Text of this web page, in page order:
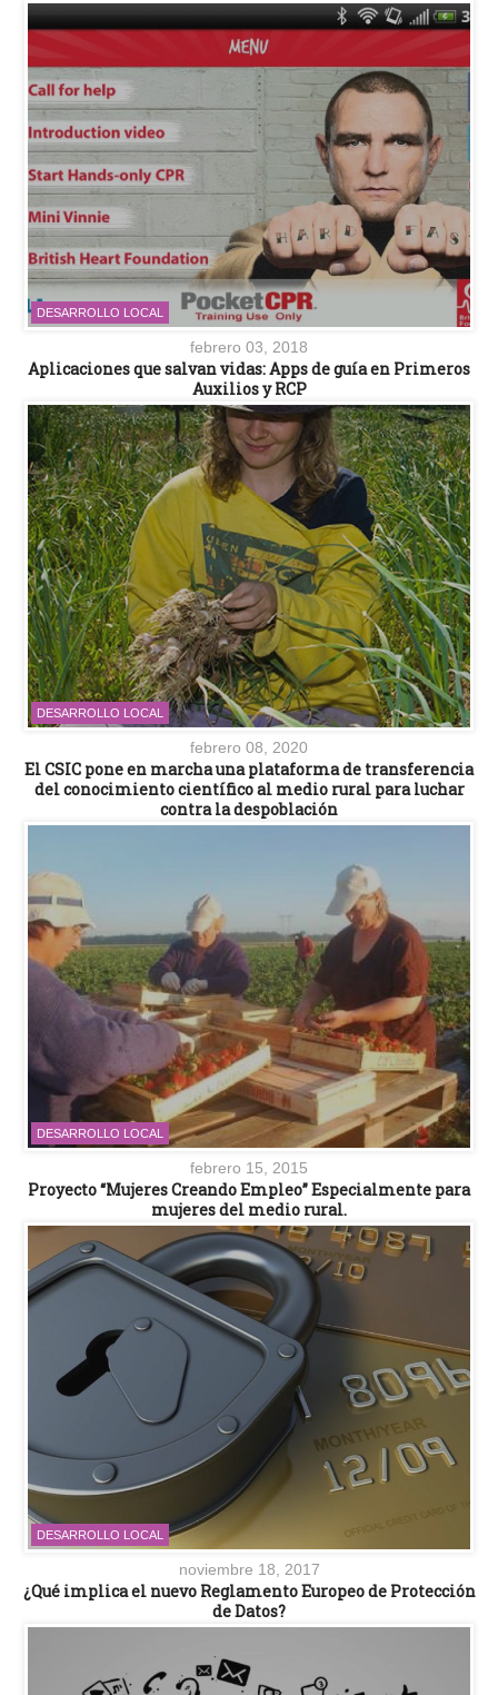
DESARROLLO LOCAL
febrero 03, 2018
Aplicaciones que salvan vidas: Apps de guía en Primeros
Auxilios y RCP
DESARROLLO LOCAL
febrero 08, 2020
El CSIC pone en marcha una plataforma de transferencia
del conocimiento científico al medio rural para luchar
contra la despoblación
DESARROLLO LOCAL
febrero 15, 2015
Proyecto “Mujeres Creando Empleo” Especialmente para
mujeres del medio rural.
DESARROLLO LOCAL
noviembre 18, 2017
¿Qué implica el nuevo Reglamento Europeo de Protección
de Datos?